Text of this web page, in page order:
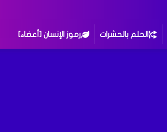
الحلم بالحشرات رموز الإنسان [أعضاء]